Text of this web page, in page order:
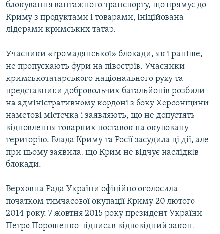
блокування вантажного транспорту, що прямує до
Криму з продуктами і товарами, ініційована
лідерами кримських татар.
Учасники «громадянської» блокади, як і раніше,
не пропускають фури на півострів. Учасники
кримськотатарського національного руху та
представники добровольчих батальйонів розбили
на адміністративному кордоні з боку Херсонщини
наметові містечка і заявляють, що не допустять
відновлення товарних поставок на окуповану
територію. Влада Криму та Росії засудила ці дії, але
при цьому заявила, що Крим не відчує наслідків
блокади.
Верховна Рада України офіційно оголосила
початком тимчасової окупації Криму 20 лютого
2014 року. 7 жовтня 2015 року президент України
Петро Порошенко підписав відповідний закон.